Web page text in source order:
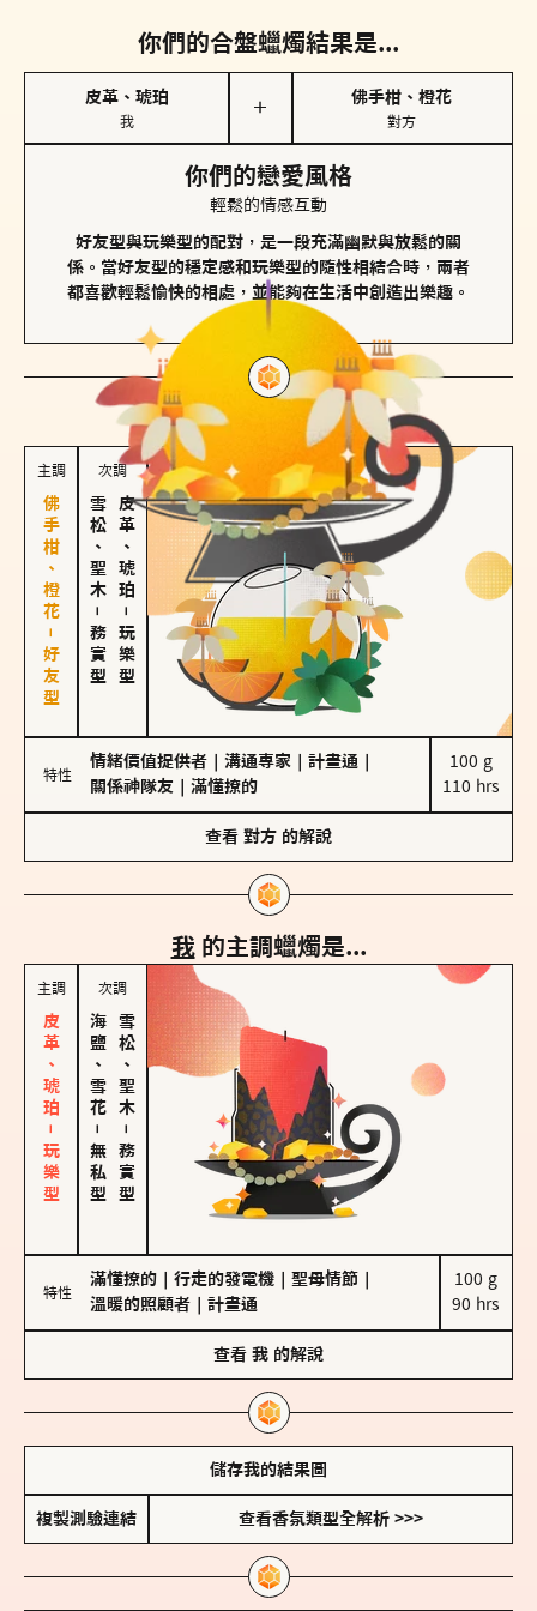
你們的合盤蠟燭結果是...
皮革、琥珀
我
＋
佛手柑、橙花
對方
你們的戀愛風格
輕鬆的情感互動
好友型與玩樂型的配對，是一段充滿幽默與放鬆的關
係。當好友型的穩定感和玩樂型的隨性相結合時，兩者
都喜歡輕鬆愉快的相處，並能夠在生活中創造出樂趣。
對方的主調蠟燭是...
主調
佛手柑、橙花－好友型
次調
雪松、聖木
－
務實型
皮革、琥珀
－
玩樂型
特性
情緒價值提供者 溝通專家 計畫通
關係神隊友
滿懂撩的
100 g
110 hrs
查看 對方 的解說
我 的主調蠟燭是...
主調
皮革、琥珀－玩樂型
次調
海鹽、雪花
－
無私型
雪松、聖木
－
務實型
特性
滿懂撩的 行走的發電機 聖母情節
溫暖的照顧者
計畫通
100 g
90 hrs
查看 我 的解說
儲存我的結果圖
複製測驗連結 查看香氛類型全解析 >>>